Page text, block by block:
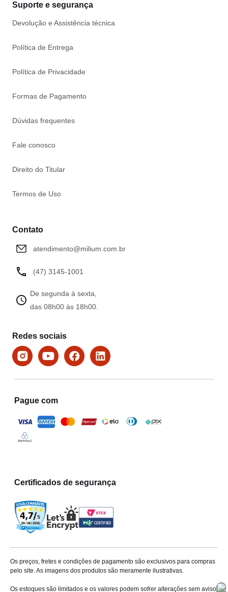
Suporte e segurança
Devolução e Assistência técnica
Política de Entrega
Política de Privacidade
Formas de Pagamento
Dúvidas frequentes
Fale conosco
Direito do Titular
Termos de Uso
Contato
atendimento@milium.com.br
(47) 3145-1001
De segunda à sexta,
das 08h00 às 18h00.
Redes sociais
Pague com
Certificados de segurança
Os preços, fretes e condições de pagamento são exclusivos para compras
pelo site. As imagens dos produtos são meramente ilustrativas.
Os estoques são limitados e os valores podem sofrer alterações sem aviso